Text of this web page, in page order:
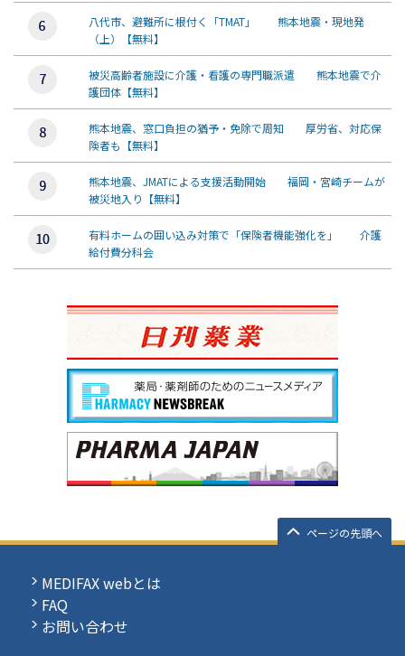
八代市、避難所に根付く「TMAT」 熊本地震・現地発
（上）【無料】
被災高齢者施設に介護・看護の専門職派遣 熊本地震で介
護団体【無料】
熊本地震、窓口負担の猶予・免除で周知 厚労省、対応保
険者も【無料】
熊本地震、JMATによる支援活動開始 福岡・宮崎チームが
被災地入り【無料】
有料ホームの囲い込み対策で「保険者機能強化を」 介護
給付費分科会
ページの先頭へ
MEDIFAX webとは
FAQ
お問い合わせ